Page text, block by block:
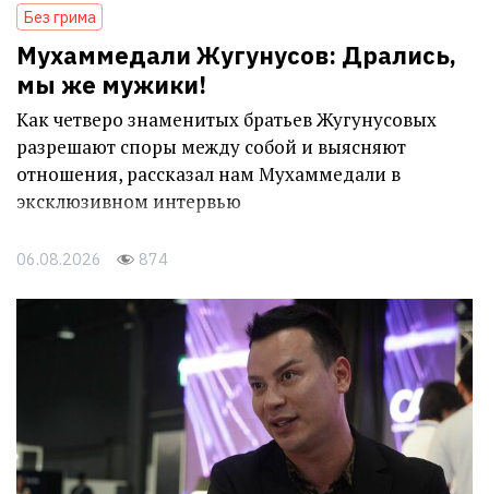
Без грима
Мухаммедали Жугунусов: Дрались,
мы же мужики!
Как четверо знаменитых братьев Жугунусовых
разрешают споры между собой и выясняют
отношения, рассказал нам Мухаммедали в
эксклюзивном интервью
06.08.2026 874